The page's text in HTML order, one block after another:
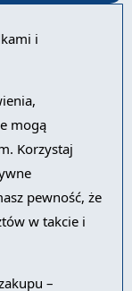
i
mogą
Korzystaj
pewność, że
w takcie i
–